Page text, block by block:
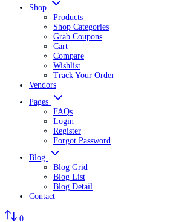
Shop
Products
Shop Categories
Grab Coupons
Cart
Compare
Wishlist
Track Your Order
Vendors
Pages
FAQs
Login
Register
Forgot Password
Blog
Blog Grid
Blog List
Blog Detail
Contact
0